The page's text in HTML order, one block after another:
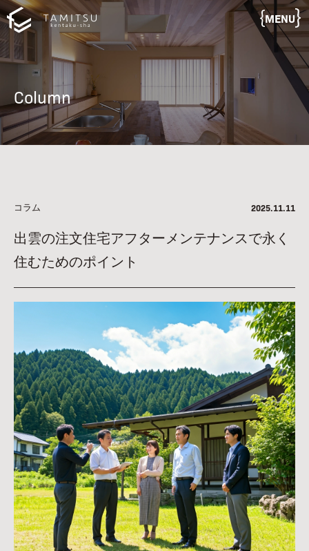
MENU
Column
コラム 2025.11.11
出雲の注文住宅アフターメンテナンスで永く
住むためのポイント